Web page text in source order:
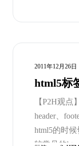
2011年12月26日
html5标
【P2H观点
header、
html5的时